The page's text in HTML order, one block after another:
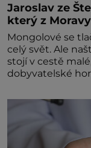
Jaroslav ze
který z
Mongolové se
celý svět. Ale
stojí v cestě
dobyvatelské
král. Nebo že by
postupují podél